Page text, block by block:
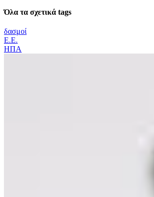
Όλα τα σχετικά tags
δασμοί
Ε.Ε.
ΗΠΑ